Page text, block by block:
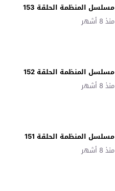
مسلسل المنظمة الحلقة 153
منذ 8 أشهر
مسلسل المنظمة الحلقة 152
منذ 8 أشهر
مسلسل المنظمة الحلقة 151
منذ 8 أشهر